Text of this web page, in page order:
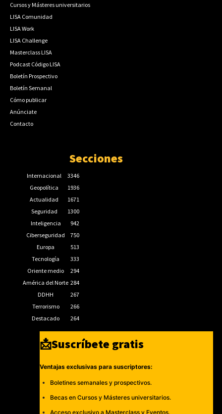
Cursos y Másteres universitarios
LISA Comunidad
LISA Work
LISA Challenge
Masterclass LISA
Podcast Código LISA
Boletín Prospectivo
Boletín Semanal
Cómo publicar
Anúnciate
Contacto
Secciones
Internacional
3346
Geopolítica
1936
Actualidad
1671
Seguridad
1300
Inteligencia
942
Ciberseguridad
750
Europa
513
Tecnología
333
Oriente medio
294
América del Norte 284
DDHH
267
Terrorismo
266
Destacado
264
📩Suscríbete gratis
Ventajas exclusivas para suscriptores:
Boletines semanales y prospectivos.
Becas en Cursos y Másteres universitarios.
Acceso exclusivo a Masterclass y Eventos.